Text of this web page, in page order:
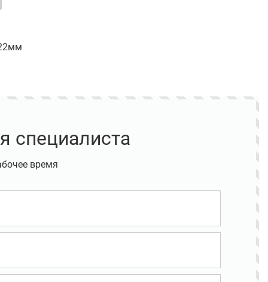
специалиста
время